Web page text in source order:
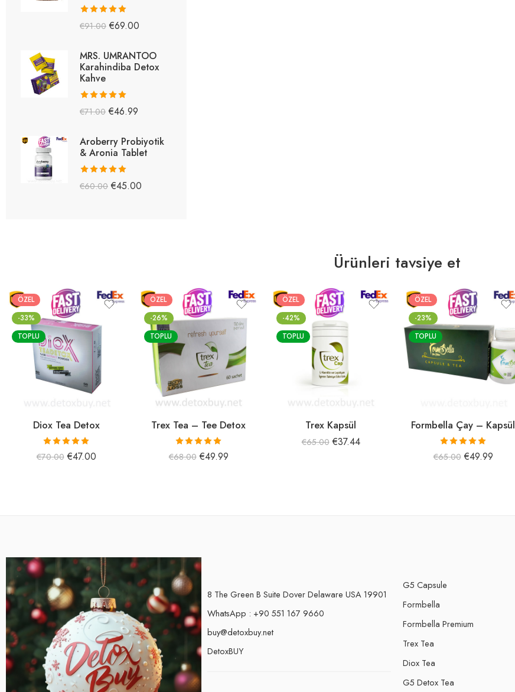
5 üzerinden
€91.00 €69.00
MRS. UMRANTOO
Karahindiba Detox
Kahve
5 üzerinden
€71.00 €46.99
Aroberry Probiyotik
& Aronia Tablet
5 üzerinden
€60.00 €45.00
Ürünleri tavsiye et
ÖZEL
-33%
TOPLU
Diox Tea Detox
5 üzerinden
5.00oy aldı
€70.00 €47.00
ÖZEL
-26%
TOPLU
Trex Tea – Tee Detox
5 üzerinden
5.00oy aldı
€68.00 €49.99
ÖZEL
-42%
TOPLU
Trex Kapsül
€65.00 €37.44
ÖZEL
-23%
TOPLU
Formbella Çay – Kapsül
5 üzerinden
5.00oy aldı
€65.00 €49.99
8 The Green B Suite Dover Delaware USA 19901
WhatsApp : +90 551 167 9660
buy@detoxbuy.net
DetoxBUY
G5 Capsule
Formbella
Formbella Premium
Trex Tea
Diox Tea
G5 Detox Tea